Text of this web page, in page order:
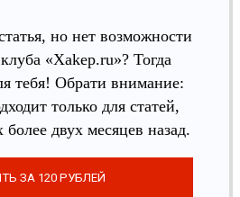
но нет возможности
«Xakep.ru»? Тогда
тебя! Обрати внимание:
только для статей,
двух месяцев назад.